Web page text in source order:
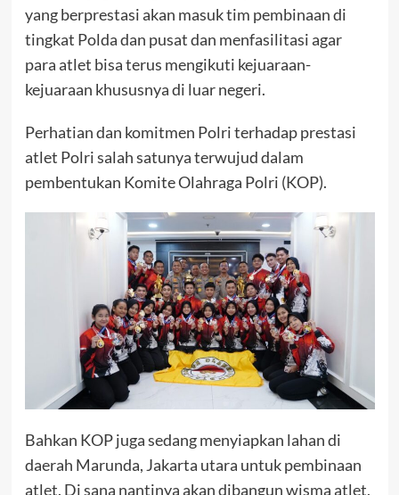
yang berprestasi akan masuk tim pembinaan di
tingkat Polda dan pusat dan menfasilitasi agar
para atlet bisa terus mengikuti kejuaraan-
kejuaraan khususnya di luar negeri.
Perhatian dan komitmen Polri terhadap prestasi
atlet Polri salah satunya terwujud dalam
pembentukan Komite Olahraga Polri (KOP).
Bahkan KOP juga sedang menyiapkan lahan di
daerah Marunda, Jakarta utara untuk pembinaan
atlet. Di sana nantinya akan dibangun wisma atlet,